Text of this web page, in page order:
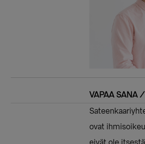
VAPAA SANA /
ovat